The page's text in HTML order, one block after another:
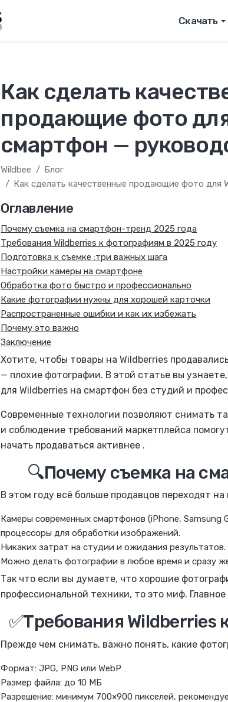
Скачать
Как сделать
продающие фото
смартфон —
Wildbee
Блог
Как сделать качественные продающие фото для
Оглавление
Почему съемка на смартфон-тренд 2025 года
Требования Wildberries к фотографиям в 2025 году
Подготовка к съемке :три важных шага
Настройки камеры на смартфоне
Обработка фото быстро и профессионально
Какие фотографии нужны для хорошей карточки
Распространенные ошибки и как их избежать
Почему это важно
Заключение
Хотите, чтобы товары на Wildberries
— плохие фотографии. В этой статье вы
для Wildberries на смартфон без студий и
Современные технологии позволяют снимать
и соблюдение требований маркетплейса
начать продаваться активнее .
🔍Почему съемка на
В этом году всё больше продавцов переходят
Камеры современных смартфонов (iPhone,
процессоры для обработки изображений.
Никаких затрат на студии и ожидания результатов.
Можно делать фотографии в любое время и сразу
Так что если вы думаете, что хорошие
профессиональной техники, то это миф.
✅Требования Wildberries
Прежде чем снимать, важно понять, какие
Формат: JPG, PNG или WebP
Размер файла: до 10 МБ
Разрешение: минимум 700×900 пикселей,